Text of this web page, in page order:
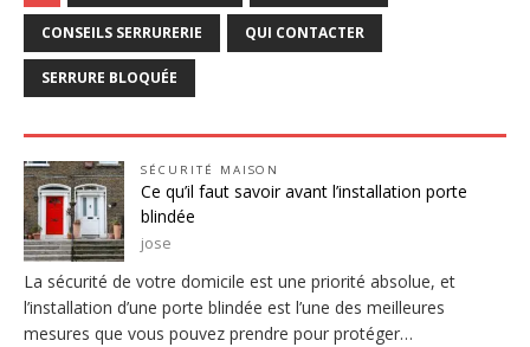
CONSEILS SERRURERIE QUI CONTACTER
SERRURE BLOQUÉE
SÉCURITÉ MAISON
Ce qu’il faut savoir avant l’installation porte
blindée
jose
La sécurité de votre domicile est une priorité absolue, et
l’installation d’une porte blindée est l’une des meilleures
mesures que vous pouvez prendre pour protéger…